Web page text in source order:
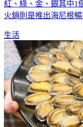
紅、綠、金、銀其中1
火鍋則是推出海尼根
生活